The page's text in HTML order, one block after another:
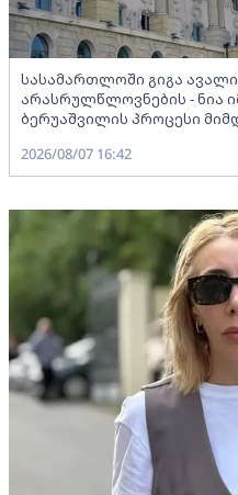
სასამართლოში გიგა
არასრულწლოვნების - ნია
ბერუაშვილის პროცესი
2026/08/07 16:42